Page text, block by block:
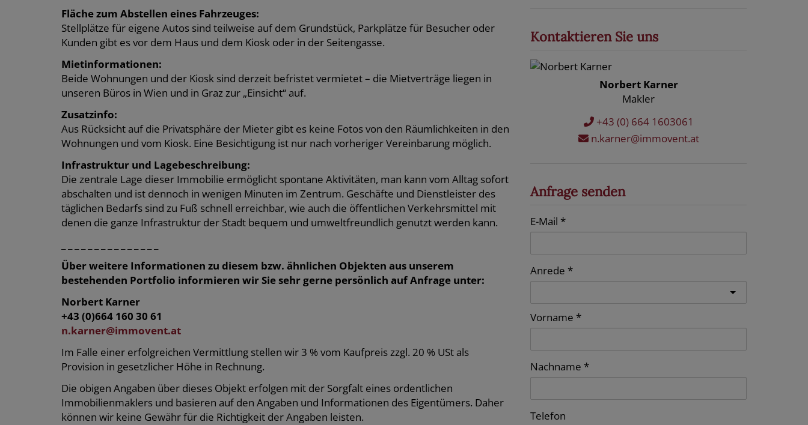
Fläche zum Abstellen eines Fahrzeuges:
Stellplätze für eigene Autos sind teilweise auf dem Grundstück, Parkplätze für Besucher oder
Kunden gibt es vor dem Haus und dem Kiosk oder in der Seitengasse.
Mietinformationen:
Beide Wohnungen und der Kiosk sind derzeit befristet vermietet – die Mietverträge liegen in
unseren Büros in Wien und in Graz zur „Einsicht“ auf.
Zusatzinfo:
Aus Rücksicht auf die Privatsphäre der Mieter gibt es keine Fotos von den Räumlichkeiten in den
Wohnungen und vom Kiosk. Eine Besichtigung ist nur nach vorheriger Vereinbarung möglich.
Infrastruktur und Lagebeschreibung:
Die zentrale Lage dieser Immobilie ermöglicht spontane Aktivitäten, man kann vom Alltag sofort
abschalten und ist dennoch in wenigen Minuten im Zentrum. Geschäfte und Dienstleister des
täglichen Bedarfs sind zu Fuß schnell erreichbar, wie auch die öffentlichen Verkehrsmittel mit
denen die ganze Infrastruktur der Stadt bequem und umweltfreundlich genutzt werden kann.
Über weitere Informationen zu diesem bzw. ähnlichen Objekten aus unserem
bestehenden Portfolio informieren wir Sie sehr gerne persönlich auf Anfrage unter:
Norbert Karner
+43 (0)664 160 30 61
n.karner@immovent.at
Im Falle einer erfolgreichen Vermittlung stellen wir 3 % vom Kaufpreis zzgl. 20 % USt als
Provision in gesetzlicher Höhe in Rechnung.
Die obigen Angaben über dieses Objekt erfolgen mit der Sorgfalt eines ordentlichen
Immobilienmaklers und basieren auf den Angaben und Informationen des Eigentümers. Daher
können wir keine Gewähr für die Richtigkeit der Angaben leisten.
Kontaktieren Sie uns
Norbert Karner
Makler
+43 (0) 664 1603061
n.karner@immovent.at
Anfrage senden
E-Mail
Anrede
Vorname
Nachname
Telefon